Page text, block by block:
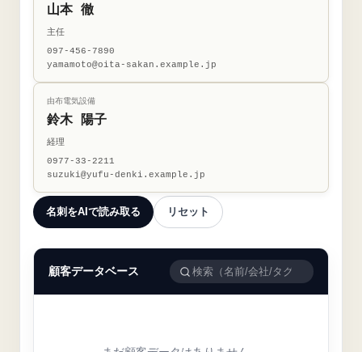
山本 徹
主任
097-456-7890
yamamoto@oita-sakan.example.jp
由布電気設備
鈴木 陽子
経理
0977-33-2211
suzuki@yufu-denki.example.jp
名刺をAIで読み取る リセット
顧客データベース